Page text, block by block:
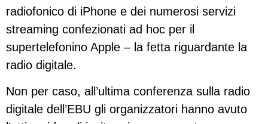
radiofonico di iPhone e dei numerosi servizi
streaming confezionati ad hoc per il
supertelefonino Apple – la fetta riguardante la
radio digitale.
Non per caso, all’ultima conferenza sulla radio
digitale dell’EBU gli organizzatori hanno avuto